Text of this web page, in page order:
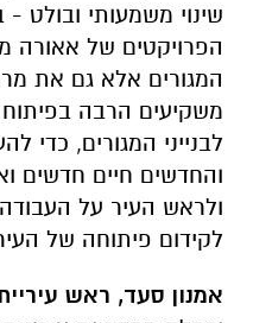
שינוי משמעותי ובולט
הפרויקטים של
המגורים אלא גם את
משקיעים הרבה
לבנייני המגורים, כדי
והחדשים חיים חדשים
ולראש העיר על
לקידום פיתוחה של
אמנון סעד, ראש עיריית